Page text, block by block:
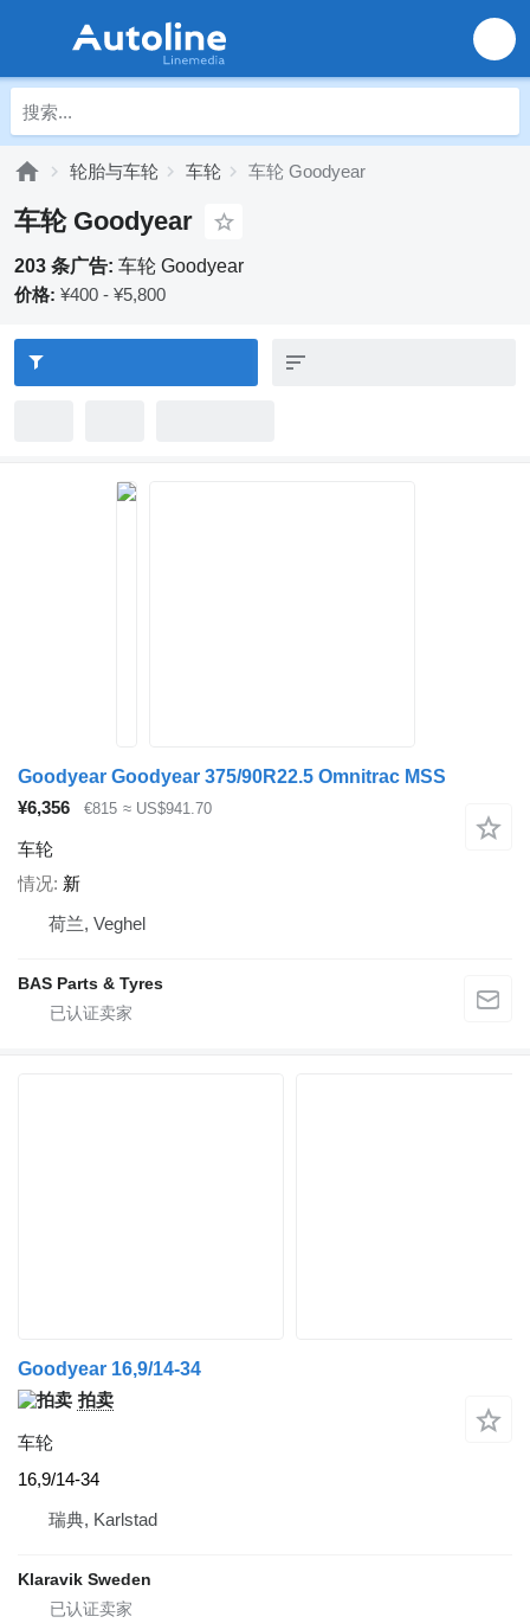
轮胎与车轮 车轮 车轮 Goodyear
车轮 Goodyear
203 条广告: 车轮 Goodyear
价格: ¥400 - ¥5,800
Goodyear Goodyear 375/90R22.5 Omnitrac MSS
¥6,356
€815 ≈ US$941.70
车轮
情况 新
荷兰, Veghel
BAS Parts & Tyres
Goodyear 16,9/14-34
拍卖
车轮
16,9/14-34
瑞典, Karlstad
Klaravik Sweden